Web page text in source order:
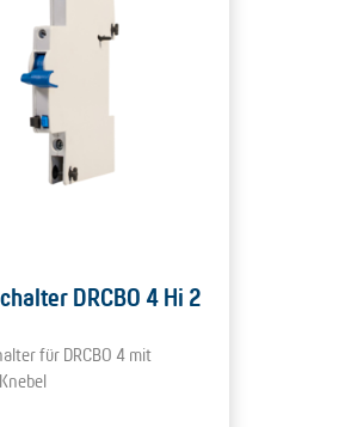
DRCBO 4 Hi 2
für DRCBO 4 mit